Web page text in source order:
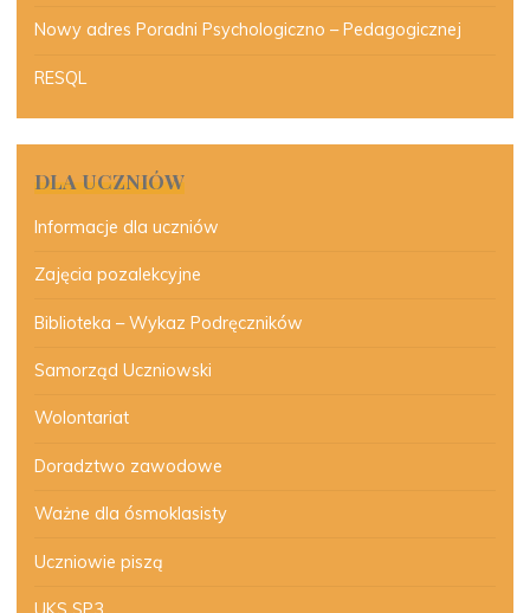
Nowy adres Poradni Psychologiczno – Pedagogicznej
RESQL
DLA UCZNIÓW
Informacje dla uczniów
Zajęcia pozalekcyjne
Biblioteka – Wykaz Podręczników
Samorząd Uczniowski
Wolontariat
Doradztwo zawodowe
Ważne dla ósmoklasisty
Uczniowie piszą